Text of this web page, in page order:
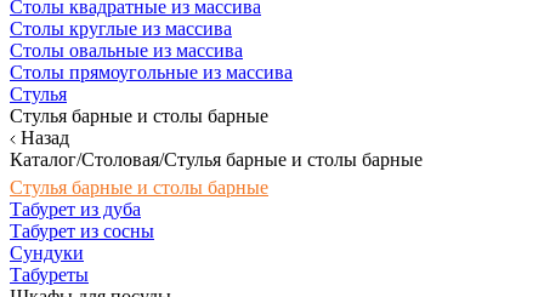
Столы квадратные из массива
Столы круглые из массива
Столы овальные из массива
Столы прямоугольные из массива
Стулья
Стулья барные и столы барные
Назад
Каталог/Столовая/Стулья барные и столы барные
Стулья барные и столы барные
Табурет из дуба
Табурет из сосны
Сундуки
Табуреты